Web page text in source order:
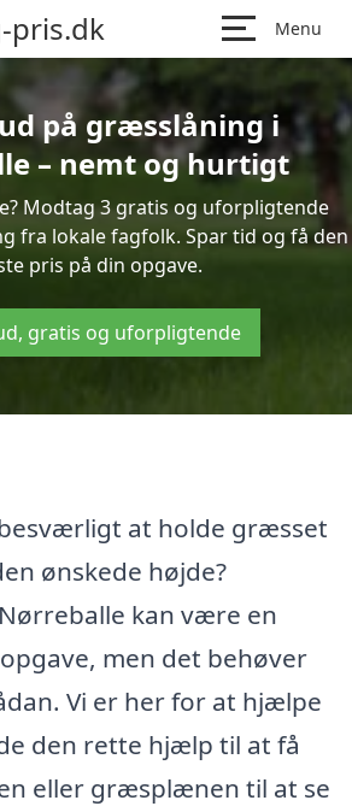
pris.dk Menu
på græsslåning i
– nemt og hurtigt
Modtag 3 gratis og uforpligtende
fra lokale fagfolk. Spar tid og få den
pris på din opgave.
gratis og uforpligtende
at holde græsset
ønskede højde?
kan være en
men det behøver
Vi er her for at hjælpe
den rette hjælp til at få
eller græsplænen til at se